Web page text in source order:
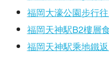
福岡大濠公園步行
福岡天神駅B2樓層
福岡天神駅乘地鐵